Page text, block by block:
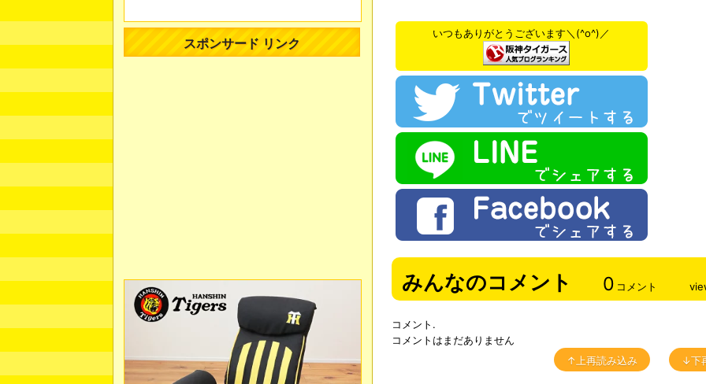
いつもありがとうございます＼(^o^)／
みんなのコメント 0 コメント
コメント.
コメントはまだありません
↑上再読み込み
↓下
スポンサード リンク